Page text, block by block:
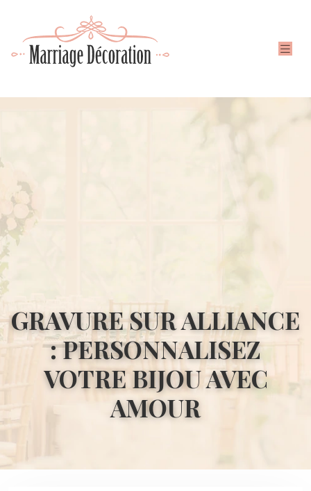
GRAVURE SUR ALLIANCE
: PERSONNALISEZ
VOTRE BIJOU AVEC
AMOUR